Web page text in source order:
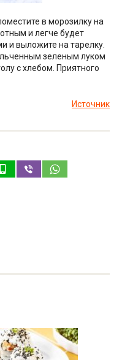
в морозилку на
и легче будет
и выложите на тарелку.
зеленым луком
с хлебом. Приятного
Источник